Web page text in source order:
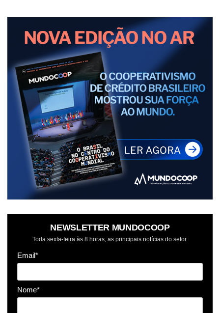
NEWSLETTER MUNDOCOOP
Toda sexta-feira às 8 horas, as principais notícias do setor.
Email*
Nome*